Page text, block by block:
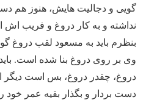
گویی و دجالیت هایش، هنوز هم
نداشته و به کار دروغ و فریب اش
بنظرم باید به مسعود لقب دروغ
وی بر روی دروغ بنا شده است.
دروغ، چقدر دروغ، بس است دیگر
دست بردار و بگذار بقیه عمر خود